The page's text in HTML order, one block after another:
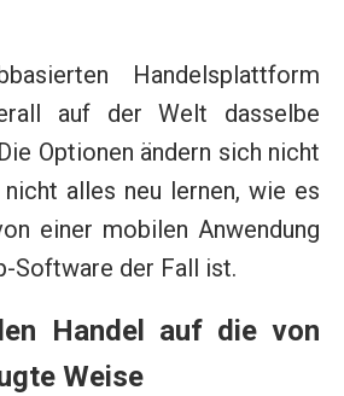
Handelsplattform
auf der Welt dasselbe
Optionen ändern sich nicht
alles neu lernen, wie es
einer mobilen Anwendung
Software der Fall ist.
Handel auf die von
Weise